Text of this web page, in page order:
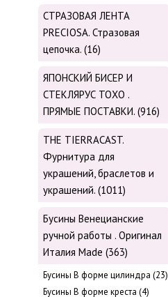
СТРАЗОВАЯ ЛЕНТА
PRECIOSA. Стразовая
цепочка. (16)
ЯПОНСКИЙ БИСЕР И
СТЕКЛЯРУС TOХО .
ПРЯМЫЕ ПОСТАВКИ. (916)
THE TIERRACAST.
Фурнитура для
украшений, браслетов и
украшений. (1011)
Бусины Венецианские
ручной работы . Оригинал
Италия Made (363)
Буcины В форме цилиндра (23)
Бусины В форме креста (4)